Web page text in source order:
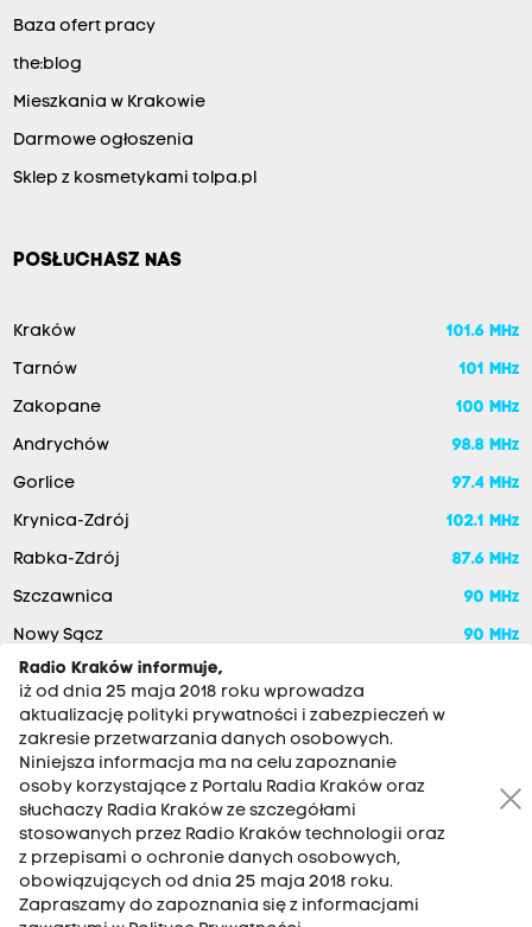
Baza ofert pracy
the:blog
Mieszkania w Krakowie
Darmowe ogłoszenia
Sklep z kosmetykami tolpa.pl
POSŁUCHASZ NAS
Kraków 101.6 MHz
Tarnów 101 MHz
Zakopane 100 MHz
Andrychów 98.8 MHz
Gorlice 97.4 MHz
Krynica-Zdrój 102.1 MHz
Rabka-Zdrój 87.6 MHz
Szczawnica 90 MHz
Nowy Sącz 90 MHz
RADIO KRAKÓW SA. Aleja Juliusza Słowackiego 22, 30-007
Kraków
Antena: 12 200 33 33
Radio Kraków informuje,
iż od dnia 25 maja 2018 roku wprowadza
aktualizację polityki prywatności i zabezpieczeń w
zakresie przetwarzania danych osobowych.
Niniejsza informacja ma na celu zapoznanie
osoby korzystające z Portalu Radia Kraków oraz
słuchaczy Radia Kraków ze szczegółami
stosowanych przez Radio Kraków technologii oraz
z przepisami o ochronie danych osobowych,
obowiązujących od dnia 25 maja 2018 roku.
Zapraszamy do zapoznania się z informacjami